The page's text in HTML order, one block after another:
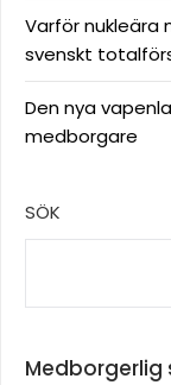
Varför nukleära
svenskt
Den nya
medborgare
SÖK
Medborgerlig